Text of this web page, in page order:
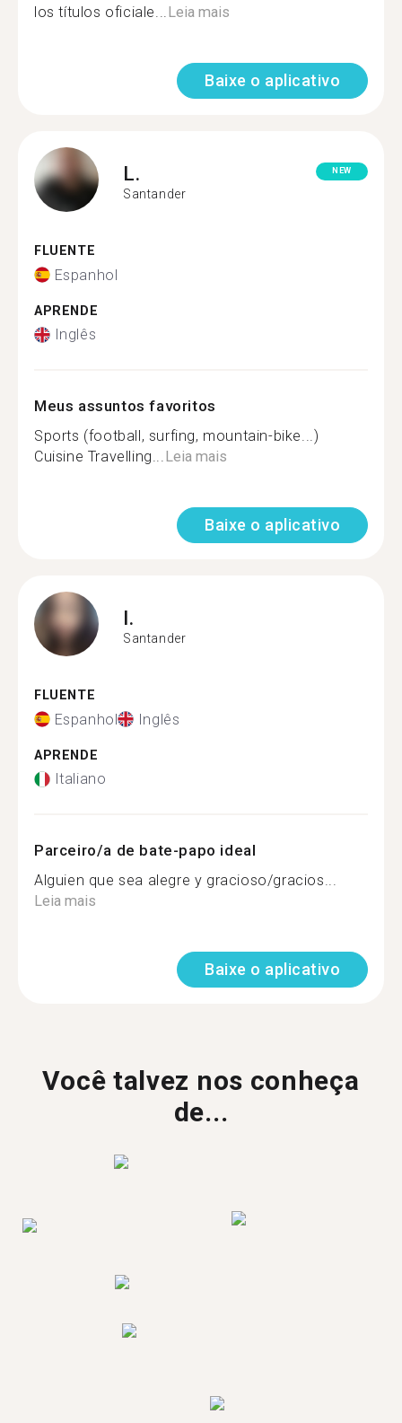
los títulos oficiale...Leia mais
Baixe o aplicativo
L.
Santander
NEW
FLUENTE
Espanhol
APRENDE
Inglês
Meus assuntos favoritos
Sports (football, surfing, mountain-bike...)
Cuisine Travelling...Leia mais
Baixe o aplicativo
I.
Santander
FLUENTE
Espanhol Inglês
APRENDE
Italiano
Parceiro/a de bate-papo ideal
Alguien que sea alegre y gracioso/gracios...
Leia mais
Baixe o aplicativo
Você talvez nos conheça
de...